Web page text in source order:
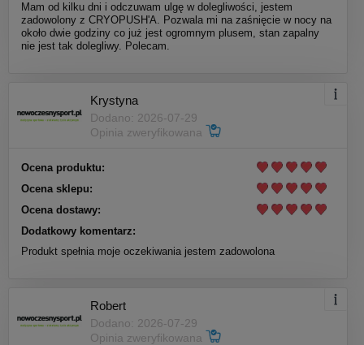
Mam od kilku dni i odczuwam ulgę w dolegliwości, jestem
zadowolony z CRYOPUSH'A. Pozwala mi na zaśnięcie w nocy na
około dwie godziny co już jest ogromnym plusem, stan zapalny
nie jest tak dolegliwy. Polecam.
Krystyna
Dodano: 2026-07-29
Opinia zweryfikowana
Ocena produktu:
Ocena sklepu:
Ocena dostawy:
Dodatkowy komentarz:
Produkt spełnia moje oczekiwania jestem zadowolona
Robert
Dodano: 2026-07-29
Opinia zweryfikowana